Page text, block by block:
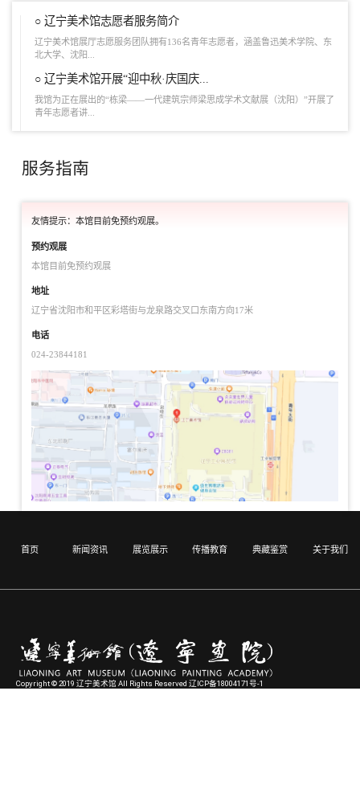
○ 辽宁美术馆志愿者服务简介
辽宁美术馆展厅志愿服务团队拥有136名青年志愿者，涵盖鲁迅美术学院、东
北大学、沈阳...
○ 辽宁美术馆开展“迎中秋·庆国庆...
我馆为正在展出的“栋梁——一代建筑宗师梁思成学术文献展（沈阳）”开展了
青年志愿者讲...
服务指南
友情提示：本馆目前免预约观展。
预约观展
本馆目前免预约观展
地址
辽宁省沈阳市和平区彩塔街与龙泉路交叉口东南方向17米
电话
024-23844181
首页 新闻资讯 展览展示 传播教育 典藏鉴赏 关于我们
Copyright © 2019 辽宁美术馆 All Rights Reserved 辽ICP备18004171号-1